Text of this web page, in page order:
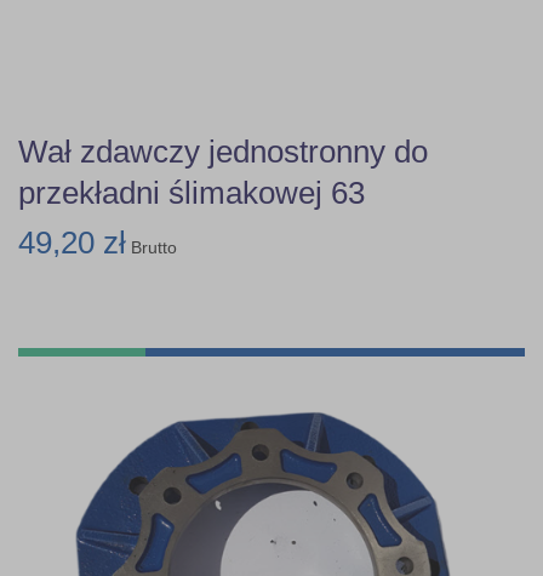
Wał zdawczy jednostronny do
przekładni ślimakowej 63
49,20 zł Brutto